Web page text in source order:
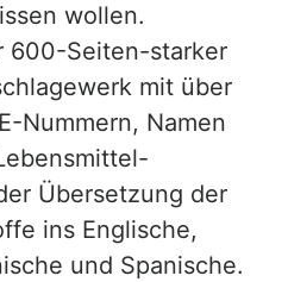
wollen.
600-Seiten-starker
mit über
Nummern, Namen
Übersetzung der
ins Englische,
und Spanische.